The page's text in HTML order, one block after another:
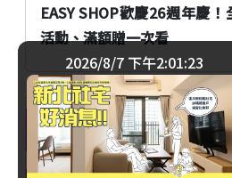
EASY SHOP歡慶26週年慶
活動、滿額贈一次看
消費
2026/8/7 下午2:01:24